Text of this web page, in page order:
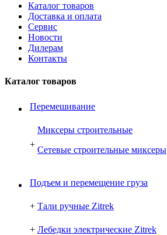
Каталог товаров
Доставка и оплата
Сервис
Новости
Дилерам
Контакты
Каталог товаров
Перемешивание
+
Миксеры строительные
Сетевые строительные миксеры
Подъем и перемещение груза
+ Тали ручные Zitrek
+ Лебедки электрические Zitrek